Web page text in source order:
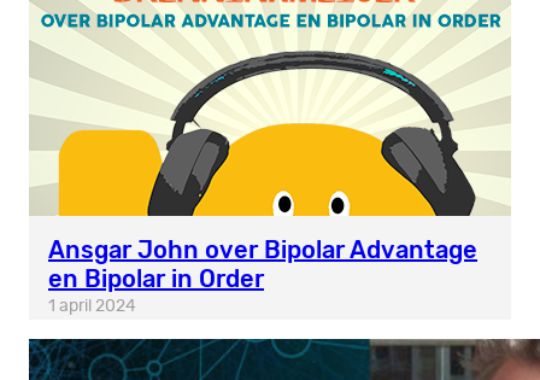
Ansgar John over Bipolar Advantage
en Bipolar in Order
1 april 2024